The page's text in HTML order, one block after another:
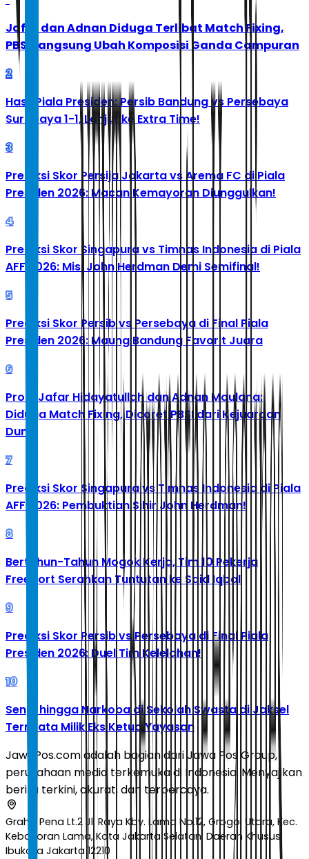
Jafar dan Adnan Diduga Terlibat Match Fixing,
PBSI Langsung Ubah Komposisi Ganda Campuran
2
Hasil Piala Presiden: Persib Bandung vs Persebaya
Surabaya 1-1, Lanjut ke Extra Time!
3
Prediksi Skor Persija Jakarta vs Arema FC di Piala
Presiden 2026: Macan Kemayoran Diunggulkan!
4
Prediksi Skor Singapura vs Timnas Indonesia di Piala
AFF 2026: Misi John Herdman Demi Semifinal!
5
Prediksi Skor Persib vs Persebaya di Final Piala
Presiden 2026: Maung Bandung Favorit Juara
6
Profil Jafar Hidayatullah dan Adnan Maulana:
Diduga Match Fixing, Dicoret PBSI dari Kejuaraan
Dunia
7
Prediksi Skor Singapura vs Timnas Indonesia di Piala
AFF 2026: Pembuktian Sihir John Herdman!
8
Bertahun-Tahun Mogok Kerja, Tim 10 Pekerja
Freeport Serahkan Tuntutan ke Said Iqbal
9
Prediksi Skor Persib vs Persebaya di Final Piala
Presiden 2026: Duel Tim Kelelahan!
10
Senpi hingga Narkoba di Sekolah Swasta di Jaksel
Ternyata Milik Eks Ketua Yayasan
JawaPos.com adalah bagian dari Jawa Pos Group,
perusahaan media terkemuka di Indonesia. Menyajikan
berita terkini, akurat, dan terpercaya.
Graha Pena Lt.2 Jl. Raya Kby. Lama No.12, Grogol Utara, Kec.
Kebayoran Lama, Kota Jakarta Selatan, Daerah Khusus
Ibukota Jakarta 12210